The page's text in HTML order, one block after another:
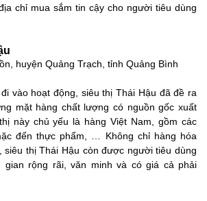
chỉ mua sắm tin cậy cho người tiêu dùng
huyện Quảng Trạch, tỉnh Quảng Bình
vào hoạt động, siêu thị Thái Hậu đã đề ra
mặt hàng chất lượng có nguồn gốc xuất
này chủ yếu là hàng Việt Nam, gồm các
đến thực phẩm, … Không chỉ hàng hóa
siêu thị Thái Hậu còn được người tiêu dùng
gian rộng rãi, văn minh và có giá cả phải